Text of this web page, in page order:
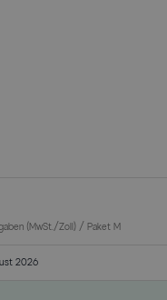
(MwSt./Zoll) / Paket M
2026